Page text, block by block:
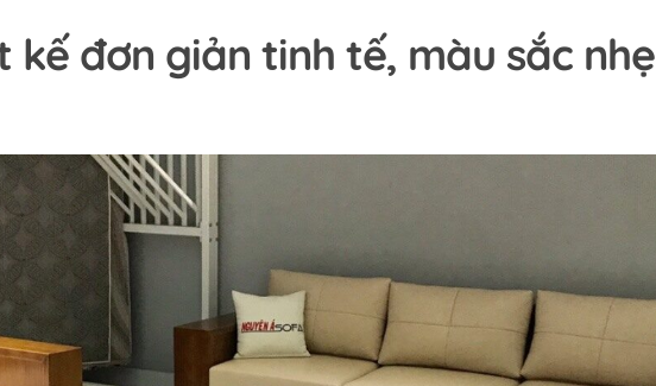
kế đơn giản tinh tế, màu sắc nhẹ